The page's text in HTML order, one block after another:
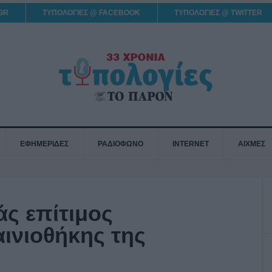
ΤΥΠΟΛΟΓΙΕΣ @ FACEBOOK ΤΥΠΟΛΟΓΙΕΣ @ TWITTER
ΕΦΗΜΕΡΙΔΕΣ ΡΑΔΙΟΦΩΝΟ INTERNET ΑΙΧΜΕΣ
επίτιμος
της